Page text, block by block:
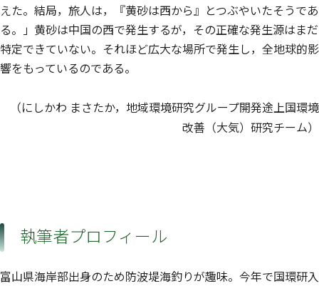
えた。結局，旅人は，『黄砂は西から』とつぶやいたそうであ
る。」黄砂は中国の西で発生するが，その正確な発生源はまだ
特定できていない。それほど広大な場所で発生し，全地球的影
響をもっているのである。
（にしかわ まさたか，地域環境研究グループ開発途上国環境
改善（大気）研究チーム）
執筆者プロフィール
富山県海岸部出身のため防波堤海釣りが趣味。今年で国環研入